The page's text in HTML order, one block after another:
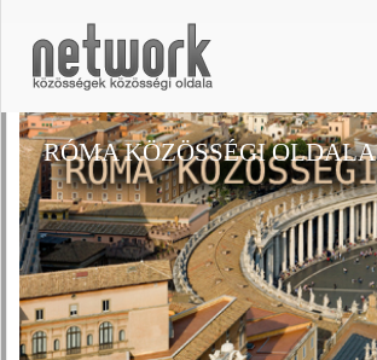
RÓMA KÖZÖSSÉGI OLDALA